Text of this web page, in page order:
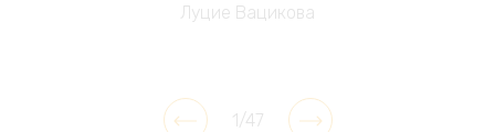
Луцие Вацикова
1/47